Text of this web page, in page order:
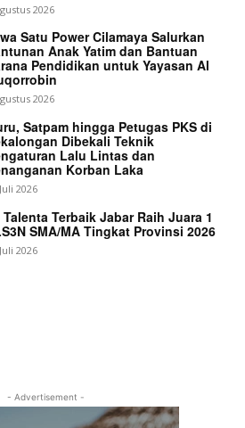
2026
Satu Power Cilamaya Salurkan
Anak Yatim dan Bantuan
Pendidikan untuk Yayasan Al
2026
Satpam hingga Petugas PKS di
Dibekali Teknik
Lalu Lintas dan
Korban Laka
2026
Talenta Terbaik Jabar Raih Juara 1
SMA/MA Tingkat Provinsi 2026
2026
- Advertisement -